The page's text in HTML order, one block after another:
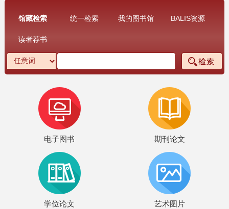
馆藏检索 统一检索 我的图书馆 BALIS资源
读者荐书
电子图书 期刊论文
学位论文 艺术图片